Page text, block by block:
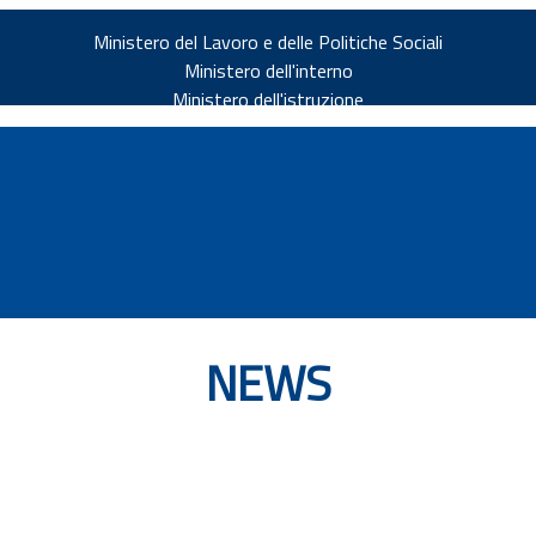
Ministero del Lavoro e delle Politiche Sociali
Ministero dell'interno
Ministero dell'istruzione
NEWS